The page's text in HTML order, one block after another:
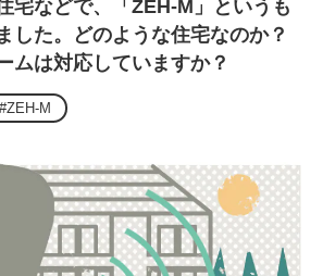
宅などで、「ZEH-M」というも
した。どのような住宅なのか？
ムは対応していますか？
#ZEH-M